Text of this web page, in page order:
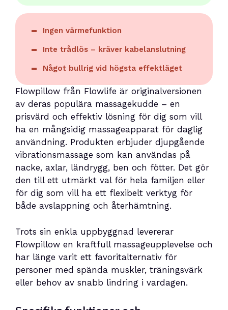
Ingen värmefunktion
Inte trådlös – kräver kabelanslutning
Något bullrig vid högsta effektläget
Flowpillow från Flowlife är originalversionen
av deras populära massagekudde – en
prisvärd och effektiv lösning för dig som vill
ha en mångsidig massageapparat för daglig
användning. Produkten erbjuder djupgående
vibrationsmassage som kan användas på
nacke, axlar, ländrygg, ben och fötter. Det gör
den till ett utmärkt val för hela familjen eller
för dig som vill ha ett flexibelt verktyg för
både avslappning och återhämtning.
Trots sin enkla uppbyggnad levererar
Flowpillow en kraftfull massageupplevelse och
har länge varit ett favoritalternativ för
personer med spända muskler, träningsvärk
eller behov av snabb lindring i vardagen.